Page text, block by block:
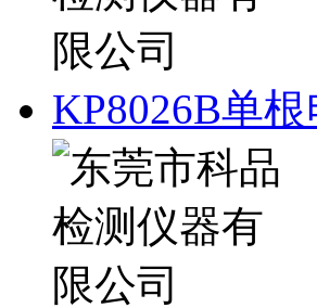
KP8026B单